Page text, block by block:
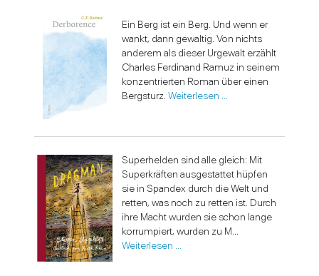
Ein Berg ist ein Berg. Und wenn er
wankt, dann gewaltig. Von nichts
anderem als dieser Urgewalt erzählt
Charles Ferdinand Ramuz in seinem
konzentrierten Roman über einen
Bergsturz. Weiterlesen …
Superhelden sind alle gleich: Mit
Superkräften ausgestattet hüpfen
sie in Spandex durch die Welt und
retten, was noch zu retten ist. Durch
ihre Macht wurden sie schon lange
korrumpiert, wurden zu M...
Weiterlesen …